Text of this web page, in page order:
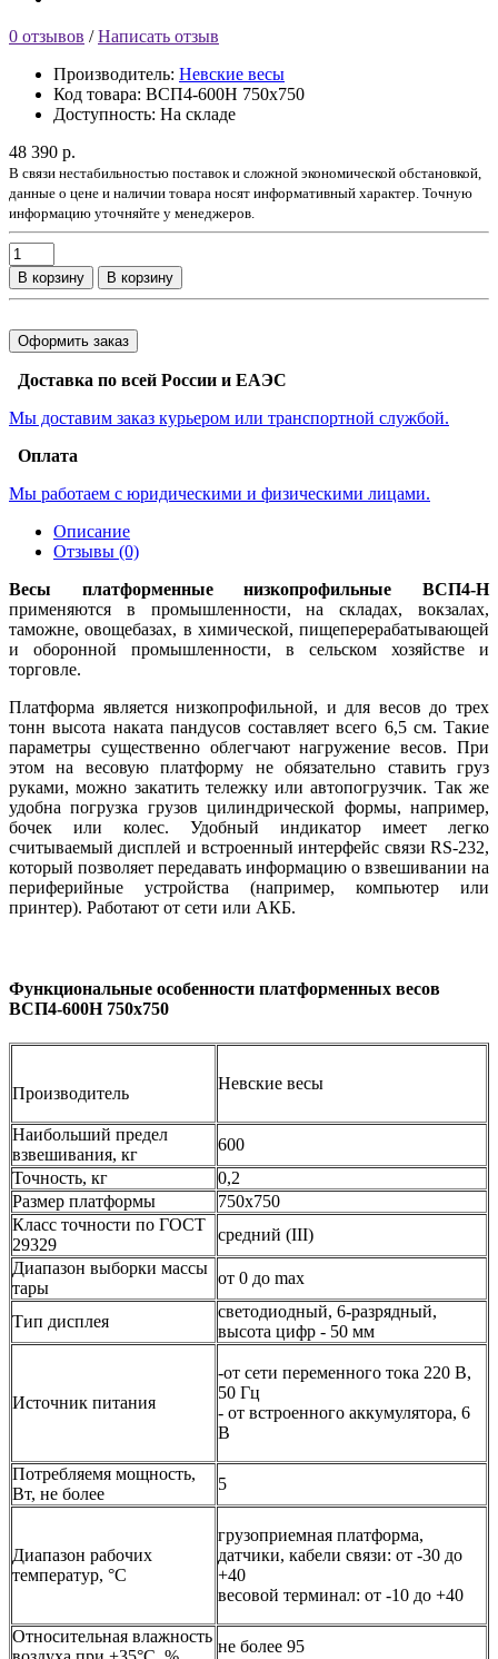
0 отзывов /Написать отзыв
Производитель: Невские весы
Код товара: ВСП4-600Н 750x750
Доступность: На складе
48 390 р.
В связи нестабильностью поставок и сложной экономической обстановкой,
данные о цене и наличии товара носят информативный характер. Точную
информацию уточняйте у менеджеров.
В корзину В корзину
Оформить заказ
Доставка по всей России и ЕАЭС
Мы доставим заказ курьером или транспортной службой.
Оплата
Мы работаем с юридическими и физическими лицами.
Описание
Отзывы (0)
Весы платформенные низкопрофильные ВСП4-Н
применяются в промышленности, на складах, вокзалах,
таможне, овощебазах, в химической, пищеперерабатывающей
и оборонной промышленности, в сельском хозяйстве и
торговле.
Платформа является низкопрофильной, и для весов до трех
тонн высота наката пандусов составляет всего 6,5 см. Такие
параметры существенно облегчают нагружение весов. При
этом на весовую платформу не обязательно ставить груз
руками, можно закатить тележку или автопогрузчик. Так же
удобна погрузка грузов цилиндрической формы, например,
бочек или колес. Удобный индикатор имеет легко
считываемый дисплей и встроенный интерфейс связи RS-232,
который позволяет передавать информацию о взвешивании на
периферийные устройства (например, компьютер или
принтер). Работают от сети или АКБ.
Функциональные особенности платформенных весов
ВСП4-600Н 750x750
Производитель
Невские весы
Наибольший предел
взвешивания, кг
600
Точность, кг
0,2
Размер платформы
750x750
Класс точности по ГОСТ
29329
средний (III)
Диапазон выборки массы
тары
от 0 до max
Тип дисплея
светодиодный, 6-разрядный,
высота цифр - 50 мм
Источник питания
-от сети переменного тока 220 В,
50 Гц
- от встроенного аккумулятора, 6
В
Потребляемя мощность,
Вт, не более
5
Диапазон рабочих
температур, °C
грузоприемная платформа,
датчики, кабели связи: от -30 до
+40
весовой терминал: от -10 до +40
Относительная влажность
не более 95